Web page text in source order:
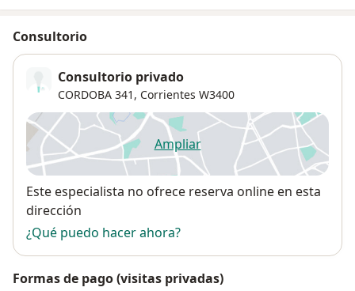
Consultorio
Consultorio privado
CORDOBA 341, Corrientes W3400
Ampliarse abre en una nueva
Disponibilidad
Este especialista no ofrece reserva online en esta
dirección
¿Qué puedo hacer ahora?
Formas de pago (visitas privadas)